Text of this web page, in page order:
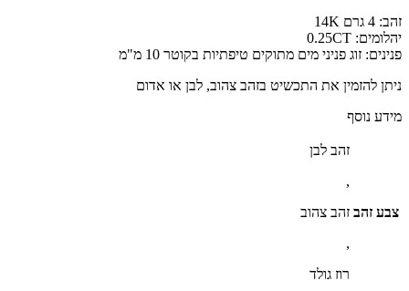
זהב: 4 גרם 14K
יהלומים: 0.25CT
פנינים: זוג פניני מים מתוקים טיפתיות בקוטר 10 מ"מ
ניתן להזמין את התכשיט בזהב צהוב, לבן או אדום
מידע נוסף
צבע זהב
זהב לבן
,
זהב צהוב
,
רוז גולד